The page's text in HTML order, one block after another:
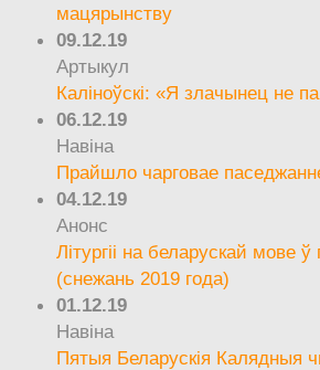
мацярынству
09.12.19
Артыкул
Каліноўскі: «Я злачынец не
06.12.19
Навіна
Прайшло чарговае
04.12.19
Анонс
Літургіі на беларускай мове
(снежань 2019 года)
01.12.19
Навіна
Пятыя Беларускія Калядныя